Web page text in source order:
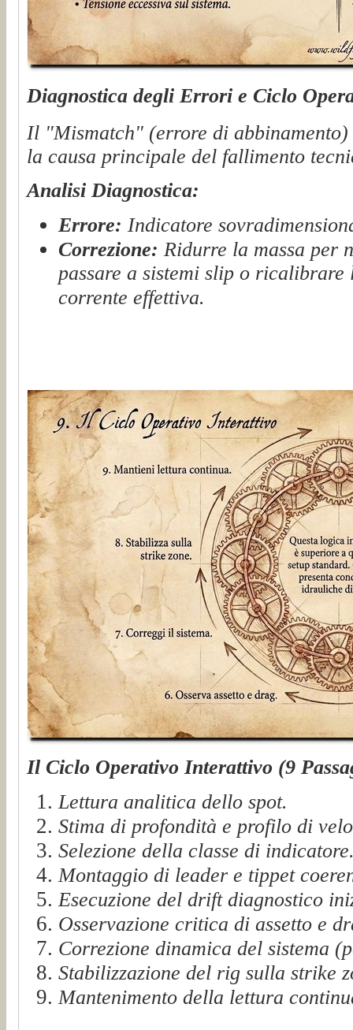
Diagnostica degli Errori e Ciclo
Il "Mismatch" (errore di
la causa principale del fallimento
Analisi Diagnostica:
Errore: Indicatore
Correzione: Ridurre la massa per
passare a sistemi slip o
corrente effettiva.
Il Ciclo Operativo Interattivo (9
Lettura analitica dello spot.
Stima di profondità e profilo di
Selezione della classe di
Montaggio di leader e tippet
Esecuzione del drift diagnostico
Osservazione critica di assetto e
Correzione dinamica del sistema
Stabilizzazione del rig sulla strike
Mantenimento della lettura